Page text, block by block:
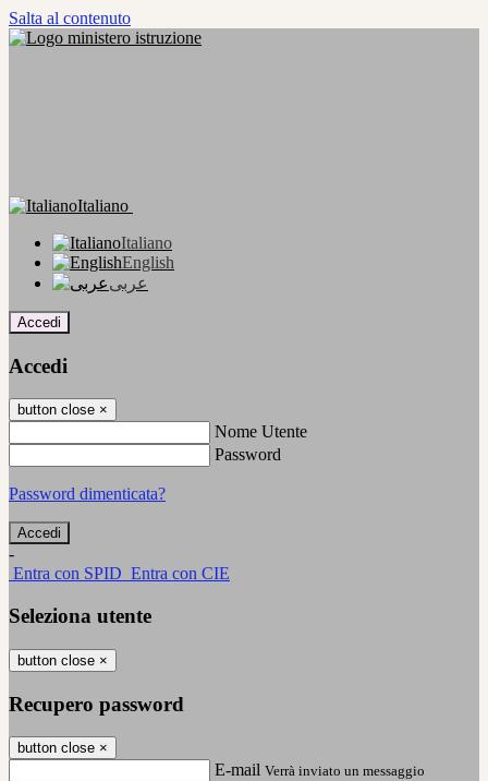
Salta al contenuto
Italiano
Italiano
English
عربى
Accedi
Accedi
button close ×
Nome Utente
Password
Password dimenticata?
-
Entra con SPID Entra con CIE
Seleziona utente
button close ×
Recupero password
button close ×
E-mail Verrà inviato un messaggio